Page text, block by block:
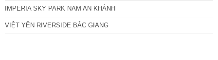
IMPERIA SKY PARK NAM AN KHÁNH
VIỆT YÊN RIVERSIDE BẮC GIANG